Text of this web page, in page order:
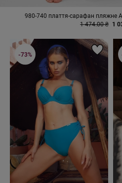
980-740 плаття-сарафан
1 474.00 ₴ 1
-73%